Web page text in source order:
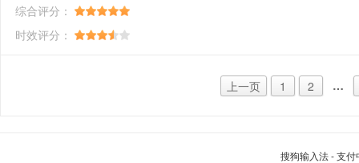
综合评分：
时效评分：
上一页 1 2 …
搜狗输入法-支付